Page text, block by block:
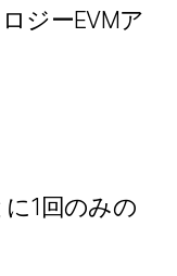
ジーEVMア
に1回のみの